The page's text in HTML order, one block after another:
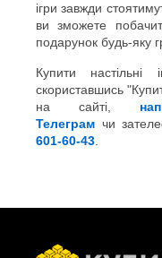
ігри завжди
ви зможете
подарунок будь-яку
Купити
скориставшись
на сайті,
Телеграм чи
601-60-43.